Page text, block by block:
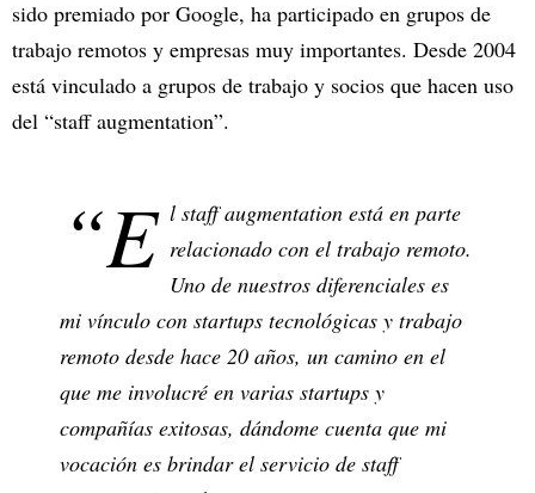
sido premiado por Google, ha participado en grupos de
trabajo remotos y empresas muy importantes. Desde 2004
está vinculado a grupos de trabajo y socios que hacen uso
del “staff augmentation”.
“E l staff augmentation está en parte
relacionado con el trabajo remoto.
Uno de nuestros diferenciales es
mi vínculo con startups tecnológicas y trabajo
remoto desde hace 20 años, un camino en el
que me involucré en varias startups y
compañías exitosas, dándome cuenta que mi
vocación es brindar el servicio de staff